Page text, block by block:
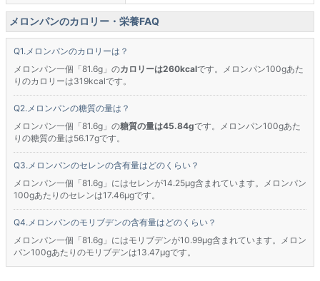
メロンパンのカロリー・栄養FAQ
メロンパンのカロリーは？
メロンパン一個「81.6g」のカロリーは260kcalです。メロンパン100gあた
りのカロリーは319kcalです。
メロンパンの糖質の量は？
メロンパン一個「81.6g」の糖質の量は45.84gです。メロンパン100gあた
りの糖質の量は56.17gです。
メロンパンのセレンの含有量はどのくらい？
メロンパン一個「81.6g」にはセレンが14.25μg含まれています。メロンパン
100gあたりのセレンは17.46μgです。
メロンパンのモリブデンの含有量はどのくらい？
メロンパン一個「81.6g」にはモリブデンが10.99μg含まれています。メロン
パン100gあたりのモリブデンは13.47μgです。